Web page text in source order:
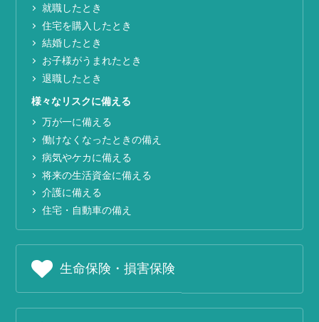
就職したとき
住宅を購入したとき
結婚したとき
お子様がうまれたとき
退職したとき
様々なリスクに備える
万が一に備える
働けなくなったときの備え
病気やケカに備える
将来の生活資金に備える
介護に備える
住宅・自動車の備え
生命保険・損害保険